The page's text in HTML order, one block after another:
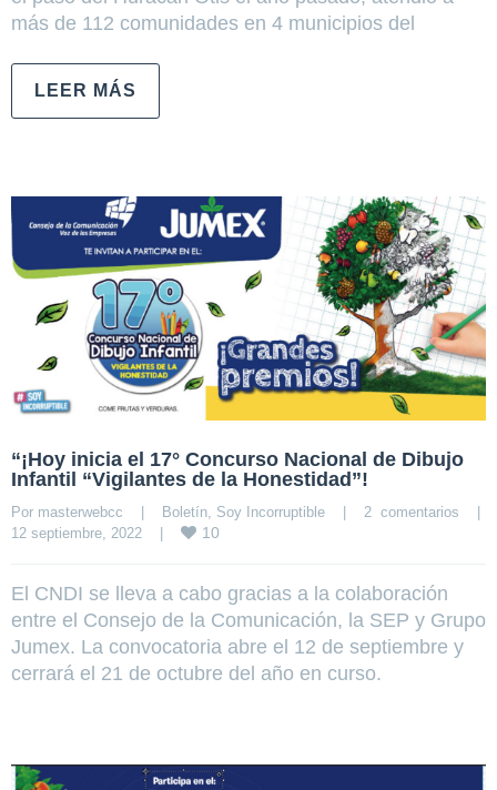
más de 112 comunidades en 4 municipios del
LEER MÁS
“¡Hoy inicia el 17° Concurso Nacional de Dibujo
Infantil “Vigilantes de la Honestidad”!
Por masterwebcc | Boletín Soy Incorruptible | 2  comentarios
|
12 septiembre, 2022 | 10
El CNDI se lleva a cabo gracias a la colaboración
entre el Consejo de la Comunicación, la SEP y Grupo
Jumex. La convocatoria abre el 12 de septiembre y
cerrará el 21 de octubre del año en curso.